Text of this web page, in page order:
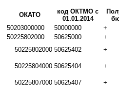
ОКАТО
код ОКТМО с
01.01.2014
50203000000
50000000
+
50225802000
50625000
+
50225802000 50625402 +
50225804000 50625404 +
50225807000 50625407 +